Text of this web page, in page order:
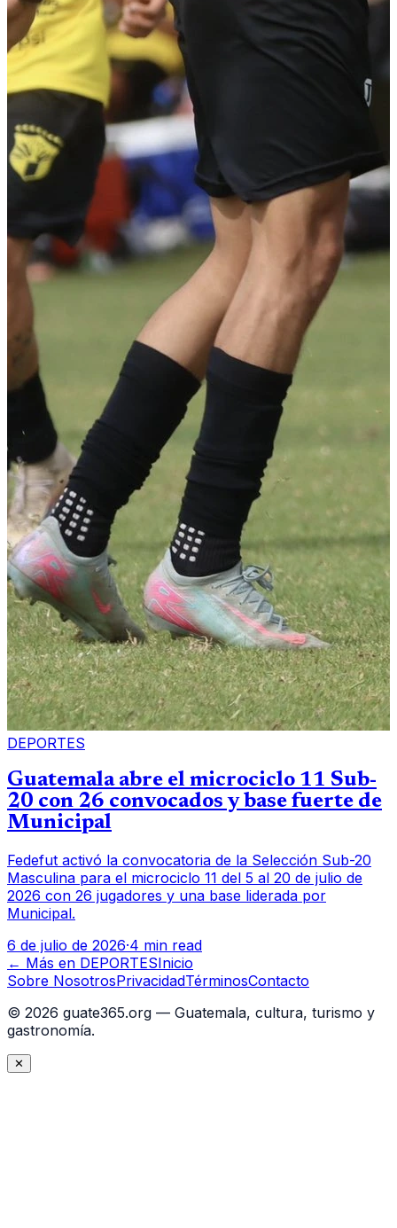
DEPORTES
Guatemala abre el microciclo 11 Sub-
20 con 26 convocados y base fuerte de
Municipal
Fedefut activó la convocatoria de la Selección Sub-20
Masculina para el microciclo 11 del 5 al 20 de julio de
2026 con 26 jugadores y una base liderada por
Municipal.
6 de julio de 2026·4 min read
← Más en DEPORTESInicio
Sobre NosotrosPrivacidadTérminosContacto
© 2026 guate365.org — Guatemala, cultura, turismo y
gastronomía.
✕